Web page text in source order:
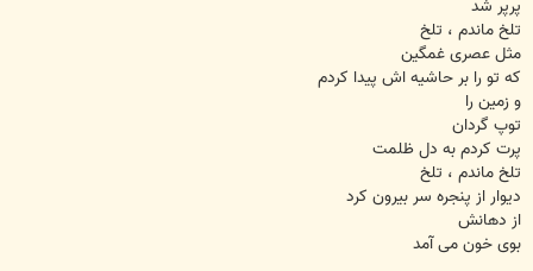
پرپر شد
تلخ ماندم ، تلخ
مثل عصری غمگین
که تو را بر حاشیه اش پیدا کردم
و زمین را
توپ گردان
پرت کردم به دل ظلمت
تلخ ماندم ، تلخ
دیوار از پنجره سر بیرون کرد
از دهانش
بوی خون می آمد